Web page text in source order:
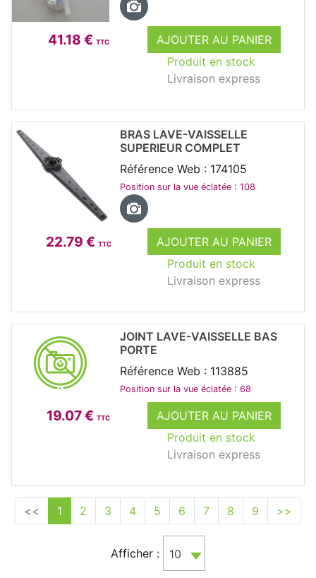
41.18 € TTC
AJOUTER AU PANIER
Produit en stock
Livraison express
22.79 € TTC
AJOUTER AU PANIER
Produit en stock
Livraison express
BRAS LAVE-VAISSELLE
SUPERIEUR COMPLET
Référence Web : 174105
Position sur la vue éclatée : 108
19.07 € TTC
AJOUTER AU PANIER
Produit en stock
Livraison express
JOINT LAVE-VAISSELLE BAS
PORTE
Référence Web : 113885
Position sur la vue éclatée : 68
<< 1 2 3 4 5 6 7 8 9 >>
Afficher : 10